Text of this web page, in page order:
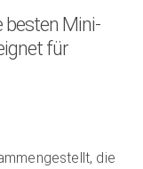
besten Mini-
für
die